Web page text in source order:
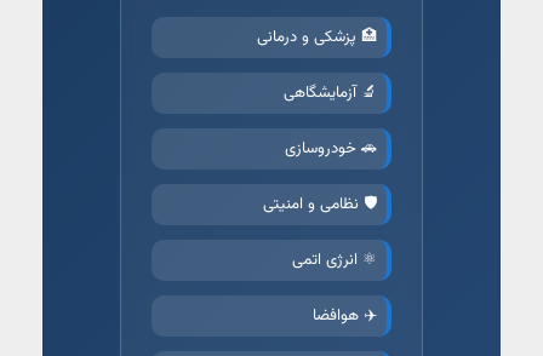
🏥 پزشکی و درمانی
🔬 آزمایشگاهی
🚗 خودروسازی
🛡️ نظامی و امنیتی
⚛️ انرژی اتمی
✈️ هوافضا